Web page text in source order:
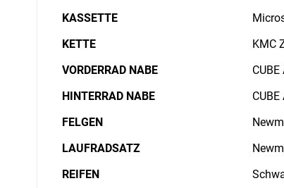
KASSETTE
KETTE
KMC
VORDERRAD NABE
HINTERRAD NABE
FELGEN
LAUFRADSATZ
REIFEN